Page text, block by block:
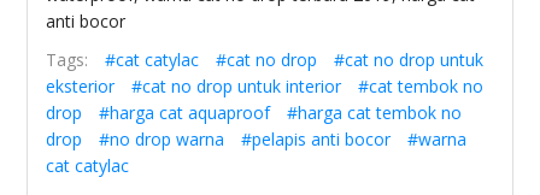
anti bocor
Tags:
#cat catylac #cat no drop
#cat no drop untuk
eksterior
#cat no drop untuk interior
#cat tembok no
drop
#harga cat aquaproof
#harga cat tembok no
drop
#no drop warna #pelapis anti bocor
#warna
cat catylac